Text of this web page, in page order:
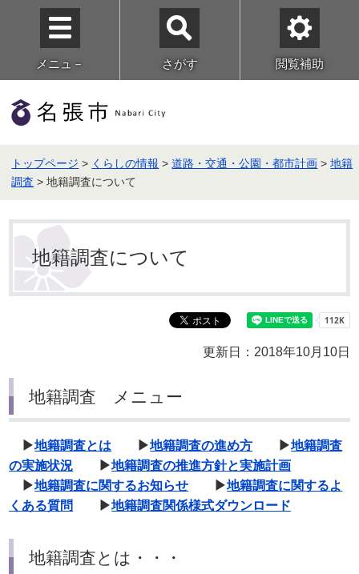
メニュ－ さがす 閲覧補助
トップページ > くらしの情報 >道路・交通・公園・都市計画 >地籍
調査 > 地籍調査について
地籍調査について
更新日：2018年10月10日
地籍調査 メニュー
▶地籍調査とは ▶地籍調査の進め方 ▶地籍調査
の実施状況 ▶地籍調査の推進方針と実施計画
▶地籍調査に関するお知らせ ▶地籍調査に関するよ
くある質問
▶地籍調査関係様式ダウンロード
地籍調査とは・・・